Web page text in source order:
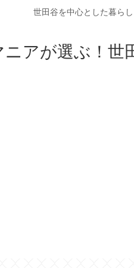
世田谷を中心とした暮ら
ニアが選ぶ！世